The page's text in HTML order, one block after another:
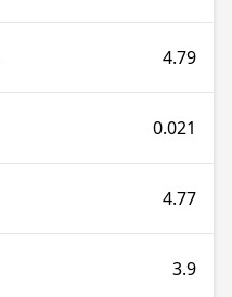
4.79
0.021
4.77
3.9